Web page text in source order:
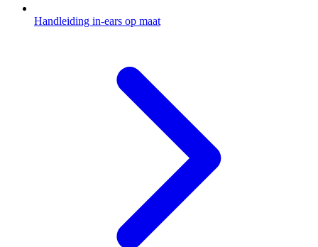
Handleiding in-ears op maat